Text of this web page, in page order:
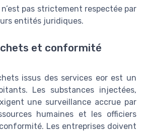
pas strictement respectée par
entités juridiques.
et conformité
issus des services eor est un
Les substances injectées,
une surveillance accrue par
humaines et les officiers
Les entreprises doivent